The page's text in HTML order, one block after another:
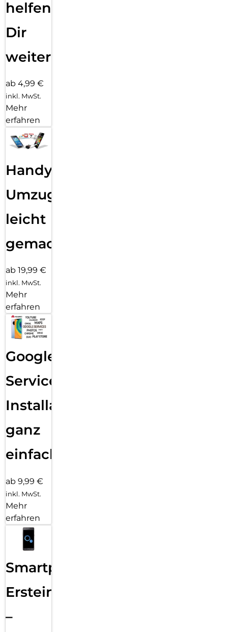
helfen
Dir
weiter
ab 4,99 €
inkl. MwSt.
Mehr
erfahren
Handy
Umzug
leicht
gemacht!
ab 19,99 €
inkl. MwSt.
Mehr
erfahren
Google
Services
Installation
ganz
einfach
ab 9,99 €
inkl. MwSt.
Mehr
erfahren
Smartphone
Ersteinrichtung
–